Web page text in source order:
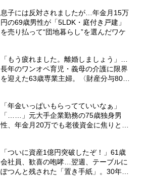
息子には反対されましたが…年金月15万
円の69歳男性が「5LDK・庭付き戸建」
を売り払って“団地暮らし”を選んだワケ
「もう疲れました。離婚しましょう」…
長年のワンオペ育児・義母の介護に限界
を迎えた63歳専業主婦。〈財産分与800
「年金いっぱいもらってていいなぁ」
「……」元大手企業勤務の75歳独身男
性、年金月20万でも老後資金に焦りと不
「ついに資産1億円突破したぞ！」61歳
会社員、歓喜の咆哮…翌週、テーブルに
ぽつんと残された「置き手紙」。30年越